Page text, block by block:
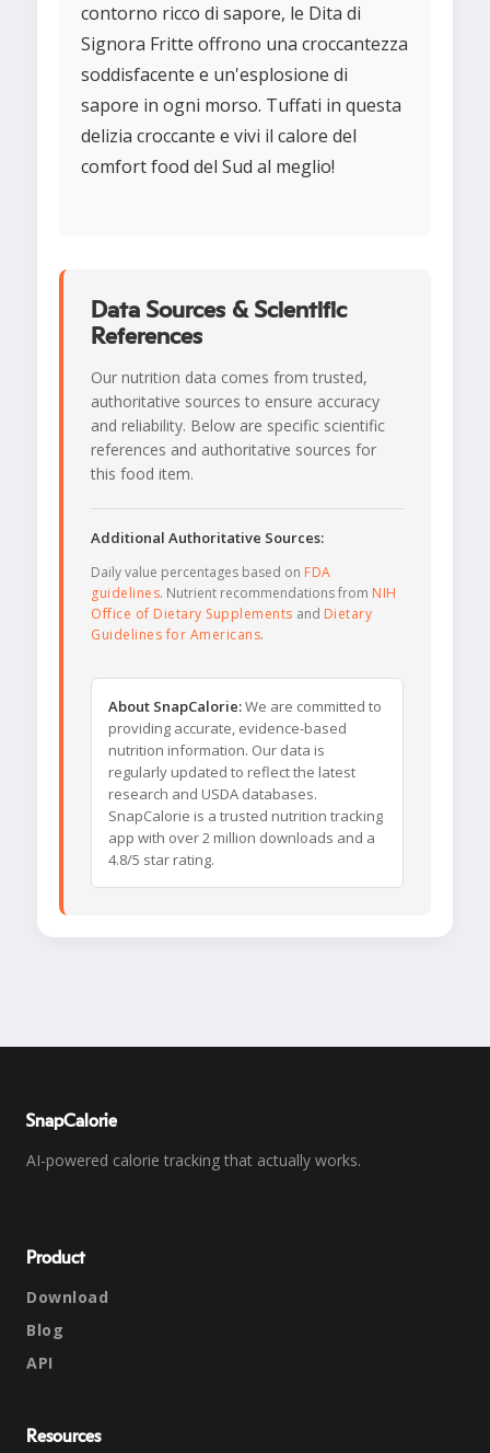
contorno ricco di sapore, le Dita di
Signora Fritte offrono una croccantezza
soddisfacente e un'esplosione di
sapore in ogni morso. Tuffati in questa
delizia croccante e vivi il calore del
comfort food del Sud al meglio!
Data Sources & Scientific
References
Our nutrition data comes from trusted,
authoritative sources to ensure accuracy
and reliability. Below are specific scientific
references and authoritative sources for
this food item.
Additional Authoritative Sources:
Daily value percentages based on FDA
guidelines. Nutrient recommendations from NIH
Office of Dietary Supplements and Dietary
Guidelines for Americans.
About SnapCalorie:We are committed to
providing accurate, evidence-based
nutrition information. Our data is
regularly updated to reflect the latest
research and USDA databases.
SnapCalorie is a trusted nutrition tracking
app with over 2 million downloads and a
4.8/5 star rating.
SnapCalorie
AI-powered calorie tracking that actually works.
Product
Download
Blog
API
Resources